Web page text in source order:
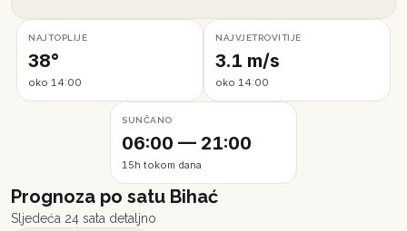
NAJTOPLIJE
38°
oko 14:00
NAJVJETROVITIJE
3.1 m/s
oko 14:00
SUNČANO
06:00 — 21:00
15h tokom dana
Prognoza po satu Bihać
Sljedeća 24 sata detaljno